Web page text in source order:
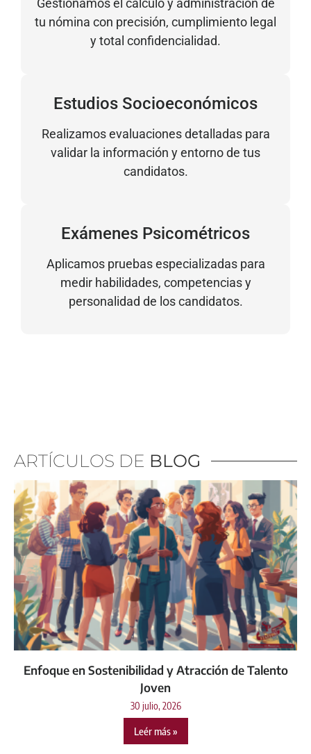
Gestionamos el cálculo y administración de
tu nómina con precisión, cumplimiento legal
y total confidencialidad.
Estudios Socioeconómicos
Realizamos evaluaciones detalladas para
validar la información y entorno de tus
candidatos.
Exámenes Psicométricos
Aplicamos pruebas especializadas para
medir habilidades, competencias y
personalidad de los candidatos.
ARTÍCULOS DE BLOG
Enfoque en Sostenibilidad y Atracción de Talento
Joven
30 julio, 2026
Leér más »